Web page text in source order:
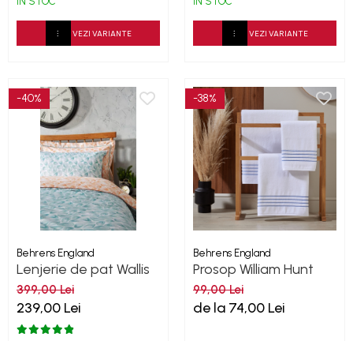
VEZI VARIANTE VEZI VARIANTE
-40%
Behrens England
Lenjerie de pat Wallis
Young Hive Percale
399,00 Lei
239,00 Lei
-38%
Behrens England
Prosop William Hunt
White-Navy 600GSM
99,00 Lei
de la 74,00 Lei